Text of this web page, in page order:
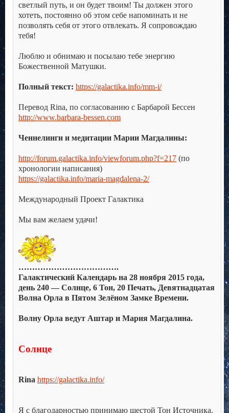
светлый путь, и он будет твоим! Ты должен этого
хотеть, постоянно об этом себе напоминать и не
позволять себя от этого отвлекать. Я сопровождаю
тебя!
Люблю и обнимаю и посылаю тебе энергию
Божественной Матушки.
Полный текст: https://galactika.info/mm-i/
Перевод Rina, по согласованию с Барбарой Бессен
http://www.barbara-bessen.com
Ченнелинги и медитации Марии Магдалины:
http://forum.galactika.info/viewforum.php?f=217 (по
хронологии написания)
https://galactika.info/maria-magdalena-2/
Международный Проект Галактика
Мы вам желаем удачи!
……………………………….
Галактический Календарь на 28 ноября 2015 года,
день 240 — Солнце, 6 Тон, 20 Печать, Девятнадцатая
Волна Орла в Пятом Зелёном Замке Времени.
Волну Орла ведут Аштар и Мария Магдалина.
Солнце
Rina https://galactika.info/
Я с благодарностью принимаю шестой Тон Источника.